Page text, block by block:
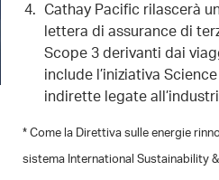
Cathay Pacific rilascerà
lettera di assurance di
Scope 3 derivanti dai
include l’iniziativa
indirette legate
* Come la Direttiva sulle energie
sistema International Sustainability